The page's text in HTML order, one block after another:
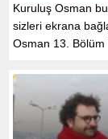
Kuruluş Osman
sizleri ekrana
Osman 13. Bölüm